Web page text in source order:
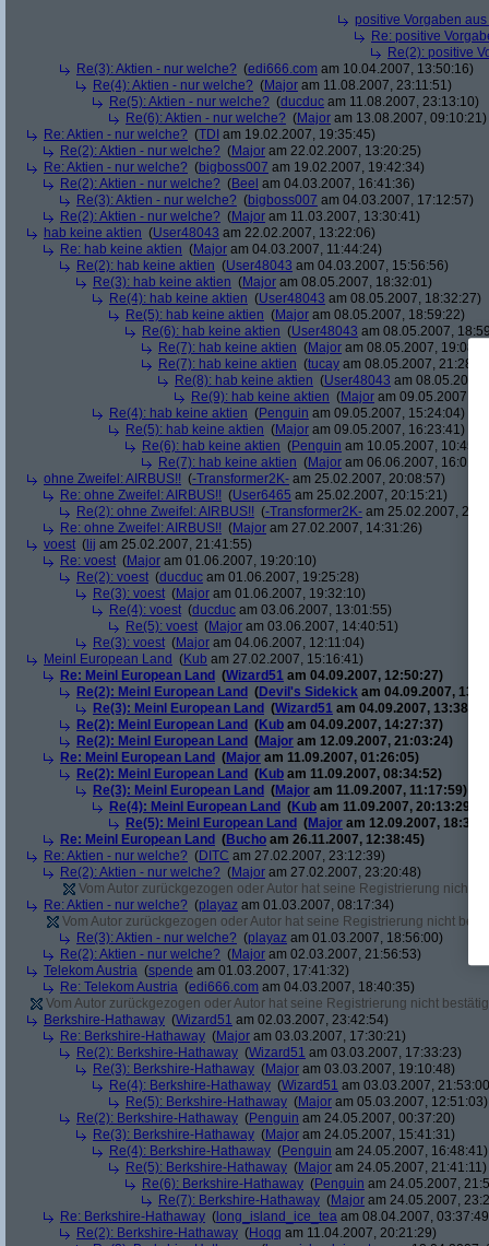
positive Vorgaben
Re: positive
Re(2): positive
Re(3): Aktien - nur welche? (edi666.com am 10.04.2007, 13:50:16)
Re(4): Aktien - nur welche? (Major am 11.08.2007, 23:11:51)
Re(5): Aktien - nur welche? (ducduc am 11.08.2007, 23:13:10)
Re(6): Aktien - nur welche? (Major am 13.08.2007, 09:10:21)
Re: Aktien - nur welche? (TDI am 19.02.2007, 19:35:45)
Re(2): Aktien - nur welche? (Major am 22.02.2007, 13:20:25)
Re: Aktien - nur welche? (bigboss007 am 19.02.2007, 19:42:34)
Re(2): Aktien - nur welche? (Beel am 04.03.2007, 16:41:36)
Re(3): Aktien - nur welche? (bigboss007 am 04.03.2007, 17:12:57)
Re(2): Aktien - nur welche? (Major am 11.03.2007, 13:30:41)
hab keine aktien (User48043 am 22.02.2007, 13:22:06)
Re: hab keine aktien (Major am 04.03.2007, 11:44:24)
Re(2): hab keine aktien (User48043 am 04.03.2007, 15:56:56)
Re(3): hab keine aktien (Major am 08.05.2007, 18:32:01)
Re(4): hab keine aktien (User48043 am 08.05.2007, 18:32:27)
Re(5): hab keine aktien (Major am 08.05.2007, 18:59:22)
Re(6): hab keine aktien (User48043 am 08.05.2007,
Re(7): hab keine aktien (Major am 08.05.2007,
Re(7): hab keine aktien (tucay am 08.05.2007,
Re(8): hab keine aktien (User48043 am
Re(9): hab keine aktien (Major am 09.05.2007,
Re(4): hab keine aktien (Penguin am 09.05.2007, 15:24:04)
Re(5): hab keine aktien (Major am 09.05.2007, 16:23:41)
Re(6): hab keine aktien (Penguin am 10.05.2007,
Re(7): hab keine aktien (Major am 06.06.2007,
ohne Zweifel: AIRBUS!! (-Transformer2K- am 25.02.2007, 20:08:57)
Re: ohne Zweifel: AIRBUS!! (User6465 am 25.02.2007, 20:15:21)
Re(2): ohne Zweifel: AIRBUS!! (-Transformer2K- am 25.02.2007,
Re: ohne Zweifel: AIRBUS!! (Major am 27.02.2007, 14:31:26)
voest ( lij am 25.02.2007, 21:41:55)
Re: voest (Major am 01.06.2007, 19:20:10)
Re(2): voest (ducduc am 01.06.2007, 19:25:28)
Re(3): voest (Major am 01.06.2007, 19:32:10)
Re(4): voest (ducduc am 03.06.2007, 13:01:55)
Re(5): voest (Major am 03.06.2007, 14:40:51)
Re(3): voest (Major am 04.06.2007, 12:11:04)
Meinl European Land (Kub am 27.02.2007, 15:16:41)
Re: Meinl European Land (Wizard51 am 04.09.2007, 12:50:27)
Re(2): Meinl European Land (Devil's Sidekick am 04.09.2007,
Re(3): Meinl European Land (Wizard51 am 04.09.2007,
Re(2): Meinl European Land (Kub am 04.09.2007, 14:27:37)
Re(2): Meinl European Land (Major am 12.09.2007, 21:03:24)
Re: Meinl European Land (Major am 11.09.2007, 01:26:05)
Re(2): Meinl European Land (Kub am 11.09.2007, 08:34:52)
Re(3): Meinl European Land (Major am 11.09.2007, 11:17:59)
Re(4): Meinl European Land (Kub am 11.09.2007, 20:13:29)
Re(5): Meinl European Land (Major am 12.09.2007,
Re: Meinl European Land (Bucho am 26.11.2007, 12:38:45)
Re: Aktien - nur welche? (DITC am 27.02.2007, 23:12:39)
Re(2): Aktien - nur welche? (Major am 27.02.2007, 23:20:48)
Vom Autor zurückgezogen oder Autor hat seine Registrierung nicht
Re: Aktien - nur welche? (playaz am 01.03.2007, 08:17:34)
Vom Autor zurückgezogen oder Autor hat seine Registrierung nicht
Re(3): Aktien - nur welche? (playaz am 01.03.2007, 18:56:00)
Re(2): Aktien - nur welche? (Major am 02.03.2007, 21:56:53)
Telekom Austria (spende am 01.03.2007, 17:41:32)
Re: Telekom Austria (edi666.com am 04.03.2007, 18:40:35)
Vom Autor zurückgezogen oder Autor hat seine Registrierung nicht
Berkshire-Hathaway (Wizard51 am 02.03.2007, 23:42:54)
Re: Berkshire-Hathaway (Major am 03.03.2007, 17:30:21)
Re(2): Berkshire-Hathaway (Wizard51 am 03.03.2007, 17:33:23)
Re(3): Berkshire-Hathaway (Major am 03.03.2007, 19:10:48)
Re(4): Berkshire-Hathaway (Wizard51 am 03.03.2007,
Re(5): Berkshire-Hathaway (Major am 05.03.2007, 12:51:03)
Re(2): Berkshire-Hathaway (Penguin am 24.05.2007, 00:37:20)
Re(3): Berkshire-Hathaway (Major am 24.05.2007, 15:41:31)
Re(4): Berkshire-Hathaway (Penguin am 24.05.2007, 16:48:41)
Re(5): Berkshire-Hathaway (Major am 24.05.2007, 21:41:11)
Re(6): Berkshire-Hathaway (Penguin am 24.05.2007,
Re(7): Berkshire-Hathaway (Major am 24.05.2007,
Re: Berkshire-Hathaway ( long_island_ice_tea am 08.04.2007,
Re(2): Berkshire-Hathaway (Hoqq am 11.04.2007, 20:21:29)